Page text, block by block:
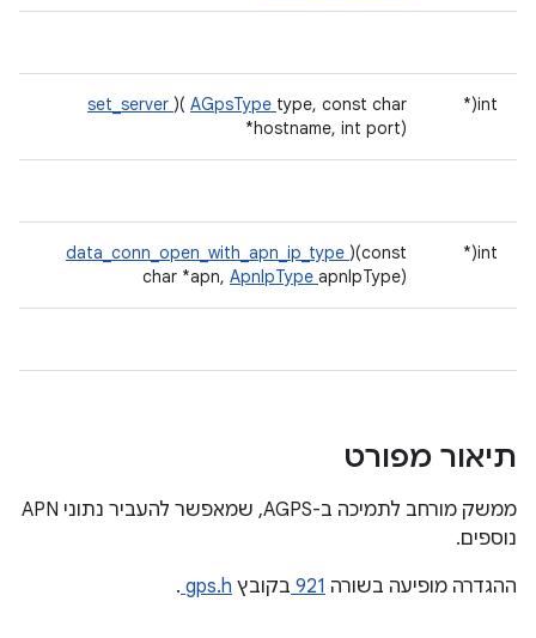
int(*
set_server )( AGpsType type, const char
*hostname, int port)
int(*
data_conn_open_with_apn_ip_type )(const
char *apn, ApnIpType apnIpType)
תיאור מפורט
ממשק מורחב לתמיכה ב-AGPS, שמאפשר להעביר נתוני APN
נוספים.
ההגדרה מופיעה בשורה 921 בקובץ gps.h
.